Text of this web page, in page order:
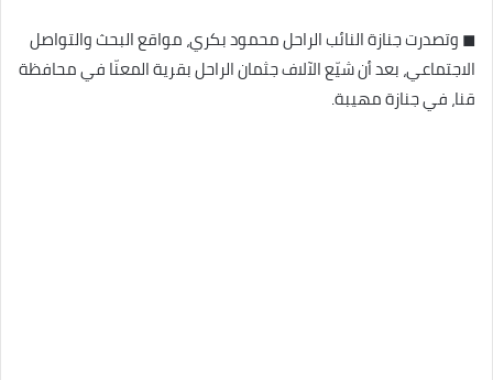
◼ وتصدرت جنازة النائب الراحل محمود بكري، مواقع البحث والتواصل
الاجتماعي، بعد أن شيّع الآلاف جثمان الراحل بقرية المعنّا في محافظة
قنا، في جنازة مهيبة.